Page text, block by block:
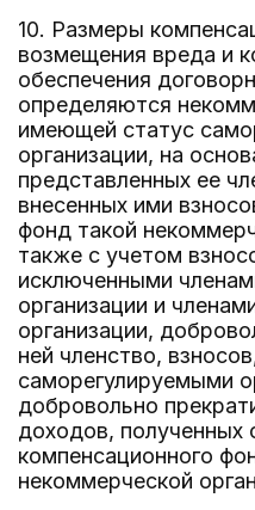
10. Размеры
возмещения вреда и
обеспечения
определяются
имеющей статус
организации, на
представленных ее
внесенных ими
фонд такой
также с учетом
исключенными
организации и
организации,
ней членство,
саморегулируемыми
добровольно
доходов, полученных
компенсационного
некоммерческой